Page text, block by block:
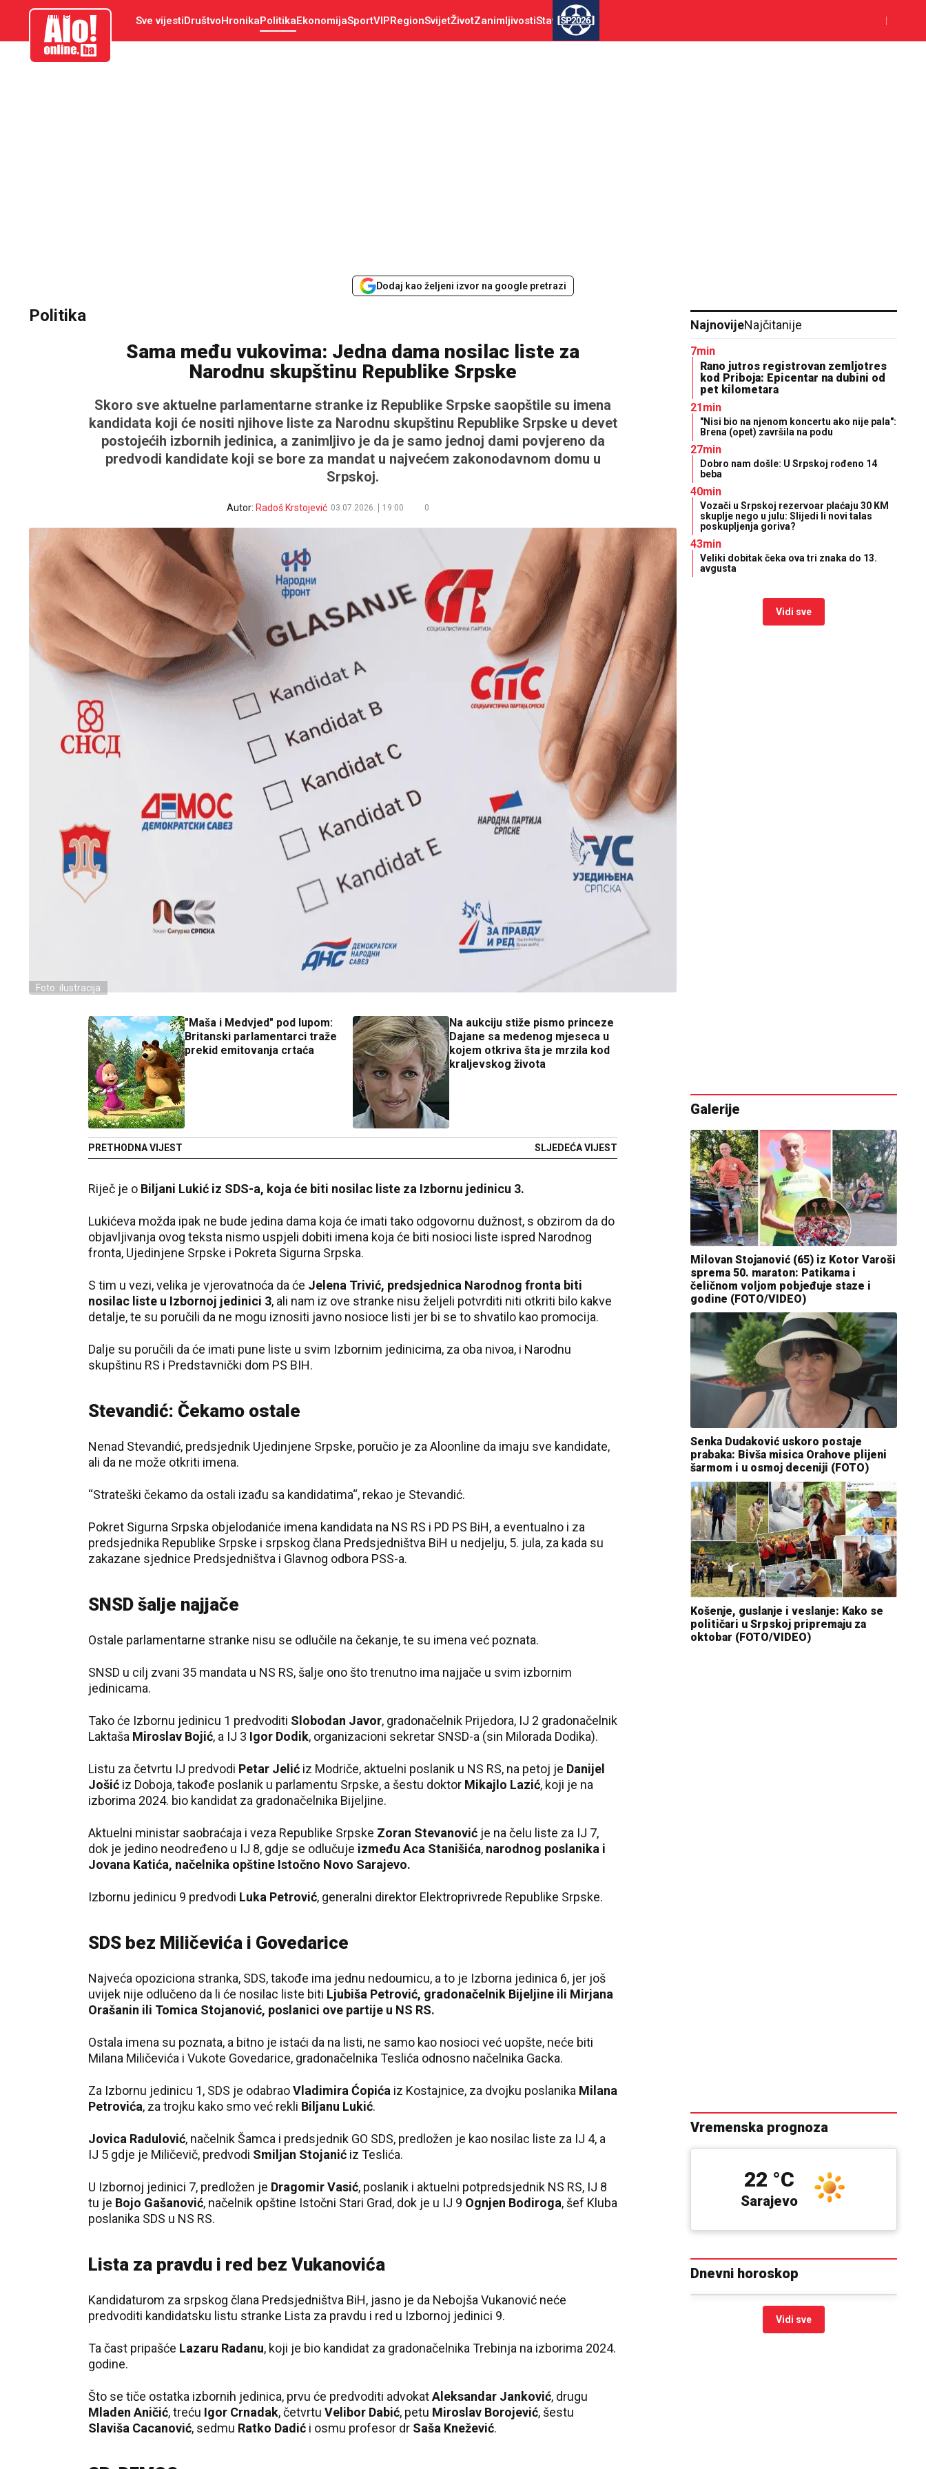
aloonline.ba Sve vijestiDruštvoHronikaPolitikaEkonomijaSportVIPRegionSvijetŽivotZanimljivostiStav SP2026
Dodaj kao željeni izvor na google pretrazi
Politika
Sama među vukovima: Jedna dama nosilac liste za
Narodnu skupštinu Republike Srpske
Skoro sve aktuelne parlamentarne stranke iz Republike Srpske saopštile su imena
kandidata koji će nositi njihove liste za Narodnu skupštinu Republike Srpske u devet
postojećih izbornih jedinica, a zanimljivo je da je samo jednoj dami povjereno da
predvodi kandidate koji se bore za mandat u najvećem zakonodavnom domu u
Srpskoj.
Autor: Radoš Krstojević 03.07.2026. 19:00 0
Foto: ilustracija
"Maša i Medvjed" pod lupom:
Britanski parlamentarci traže
prekid emitovanja crtaća
PRETHODNA VIJEST
Na aukciju stiže pismo princeze
Dajane sa medenog mjeseca u
kojem otkriva šta je mrzila kod
kraljevskog života
SLJEDEĆA VIJEST
Riječ je o Biljani Lukić iz SDS-a, koja će biti nosilac liste za Izbornu jedinicu 3.
Lukićeva možda ipak ne bude jedina dama koja će imati tako odgovornu dužnost, s obzirom da do
objavljivanja ovog teksta nismo uspjeli dobiti imena koja će biti nosioci liste ispred Narodnog
fronta, Ujedinjene Srpske i Pokreta Sigurna Srpska.
S tim u vezi, velika je vjerovatnoća da će Jelena Trivić, predsjednica Narodnog fronta biti
nosilac liste u Izbornoj jedinici 3, ali nam iz ove stranke nisu željeli potvrditi niti otkriti bilo kakve
detalje, te su poručili da ne mogu iznositi javno nosioce listi jer bi se to shvatilo kao promocija.
Dalje su poručili da će imati pune liste u svim Izbornim jedinicima, za oba nivoa, i Narodnu
skupštinu RS i Predstavnički dom PS BIH.
Stevandić: Čekamo ostale
Nenad Stevandić, predsjednik Ujedinjene Srpske, poručio je za Aloonline da imaju sve kandidate,
ali da ne može otkriti imena.
“Strateški čekamo da ostali izađu sa kandidatima“, rekao je Stevandić.
Pokret Sigurna Srpska objelodaniće imena kandidata na NS RS i PD PS BiH, a eventualno i za
predsjednika Republike Srpske i srpskog člana Predsjedništva BiH u nedjelju, 5. jula, za kada su
zakazane sjednice Predsjedništva i Glavnog odbora PSS-a.
SNSD šalje najjače
Ostale parlamentarne stranke nisu se odlučile na čekanje, te su imena već poznata.
SNSD u cilj zvani 35 mandata u NS RS, šalje ono što trenutno ima najjače u svim izbornim
jedinicama.
Tako će Izbornu jedinicu 1 predvoditi Slobodan Javor, gradonačelnik Prijedora, IJ 2 gradonačelnik
Laktaša Miroslav Bojić, a IJ 3 Igor Dodik, organizacioni sekretar SNSD-a (sin Milorada Dodika).
Listu za četvrtu IJ predvodi Petar Jelić iz Modriče, aktuelni poslanik u NS RS, na petoj je Danijel
Jošić iz Doboja, takođe poslanik u parlamentu Srpske, a šestu doktor Mikajlo Lazić, koji je na
izborima 2024. bio kandidat za gradonačelnika Bijeljine.
Aktuelni ministar saobraćaja i veza Republike Srpske Zoran Stevanović je na čelu liste za IJ 7,
dok je jedino neodređeno u IJ 8, gdje se odlučuje između Aca Stanišića, narodnog poslanika i
Jovana Katića, načelnika opštine Istočno Novo Sarajevo.
Izbornu jedinicu 9 predvodi Luka Petrović, generalni direktor Elektroprivrede Republike Srpske.
SDS bez Miličevića i Govedarice
Najveća opoziciona stranka, SDS, takođe ima jednu nedoumicu, a to je Izborna jedinica 6, jer još
uvijek nije odlučeno da li će nosilac liste biti Ljubiša Petrović, gradonačelnik Bijeljine ili Mirjana
Orašanin ili Tomica Stojanović, poslanici ove partije u NS RS.
Ostala imena su poznata, a bitno je istaći da na listi, ne samo kao nosioci već uopšte, neće biti
Milana Miličevića i Vukote Govedarice, gradonačelnika Teslića odnosno načelnika Gacka.
Za Izbornu jedinicu 1, SDS je odabraoVladimira Ćopića iz Kostajnice, za dvojku poslanika Milana
Petrovića, za trojku kako smo već rekli Biljanu Lukić.
Jovica Radulović, načelnik Šamca i predsjednik GO SDS, predložen je kao nosilac liste za IJ 4, a
IJ 5 gdje je Miličevič, predvodi Smiljan Stojanić iz Teslića.
U Izbornoj jedinici 7, predložen je Dragomir Vasić, poslanik i aktuelni potpredsjednik NS RS, IJ 8
tu je Bojo Gašanović, načelnik opštine Istočni Stari Grad, dok je u IJ 9 Ognjen Bodiroga, šef Kluba
poslanika SDS u NS RS.
Lista za pravdu i red bez Vukanovića
Kandidaturom za srpskog člana Predsjedništva BiH, jasno je da Nebojša Vukanović neće
predvoditi kandidatsku listu stranke Lista za pravdu i red u Izbornoj jedinici 9.
Ta čast pripašće Lazaru Radanu, koji je bio kandidat za gradonačelnika Trebinja na izborima 2024.
godine.
Što se tiče ostatka izbornih jedinica, prvu će predvoditi advokatAleksandar Janković, drugu
Mladen Aničić, treću Igor Crnadak, četvrtu Velibor Dabić, petu Miroslav Borojević, šestu
Slaviša Cacanović, sedmu Ratko Dadić i osmu profesor dr Saša Knežević.
NajnovijeNajčitanije
7min
Rano jutros registrovan zemljotres
kod Priboja: Epicentar na dubini od
pet kilometara
21min
"Nisi bio na njenom koncertu ako nije pala":
Brena (opet) završila na podu
27min
Dobro nam došle: U Srpskoj rođeno 14
beba
40min
Vozači u Srpskoj rezervoar plaćaju 30 KM
skuplje nego u julu: Slijedi li novi talas
poskupljenja goriva?
43min
Veliki dobitak čeka ova tri znaka do 13.
avgusta
Vidi sve
Galerije
Milovan Stojanović (65) iz Kotor Varoši
sprema 50. maraton: Patikama i
čeličnom voljom pobjeđuje staze i
godine (FOTO/VIDEO)
Senka Dudaković uskoro postaje
prabaka: Bivša misica Orahove plijeni
šarmom i u osmoj deceniji (FOTO)
Košenje, guslanje i veslanje: Kako se
političari u Srpskoj pripremaju za
oktobar (FOTO/VIDEO)
Vremenska prognoza
Pale
22 °C
Sarajevo
22 °C
Dnevni horoskop
Vidi sve